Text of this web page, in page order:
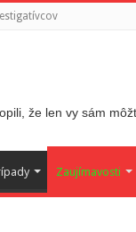
že len vy sám
Zaujímavosti